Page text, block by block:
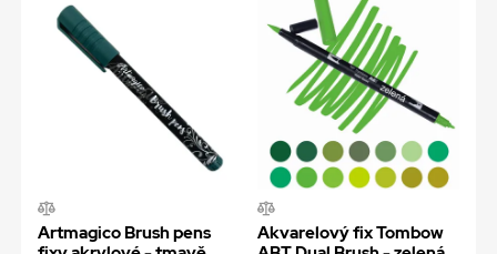
Artmagico Brush pens
Akvarelový fix Tombow